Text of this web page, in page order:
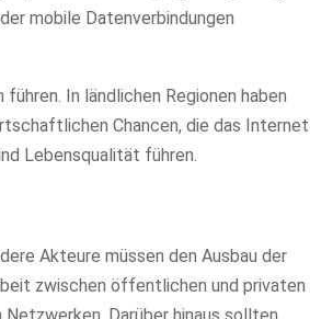
mobile Datenverbindungen
In ländlichen Regionen haben
Chancen, die das Internet
Lebensqualität führen.
Akteure müssen den Ausbau der
zwischen öffentlichen und privaten
Darüber hinaus sollten